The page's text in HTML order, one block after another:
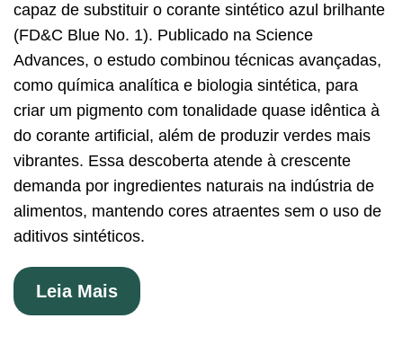
capaz de substituir o corante sintético azul brilhante
(FD&C Blue No. 1). Publicado na Science
Advances, o estudo combinou técnicas avançadas,
como química analítica e biologia sintética, para
criar um pigmento com tonalidade quase idêntica à
do corante artificial, além de produzir verdes mais
vibrantes. Essa descoberta atende à crescente
demanda por ingredientes naturais na indústria de
alimentos, mantendo cores atraentes sem o uso de
aditivos sintéticos.
Leia Mais